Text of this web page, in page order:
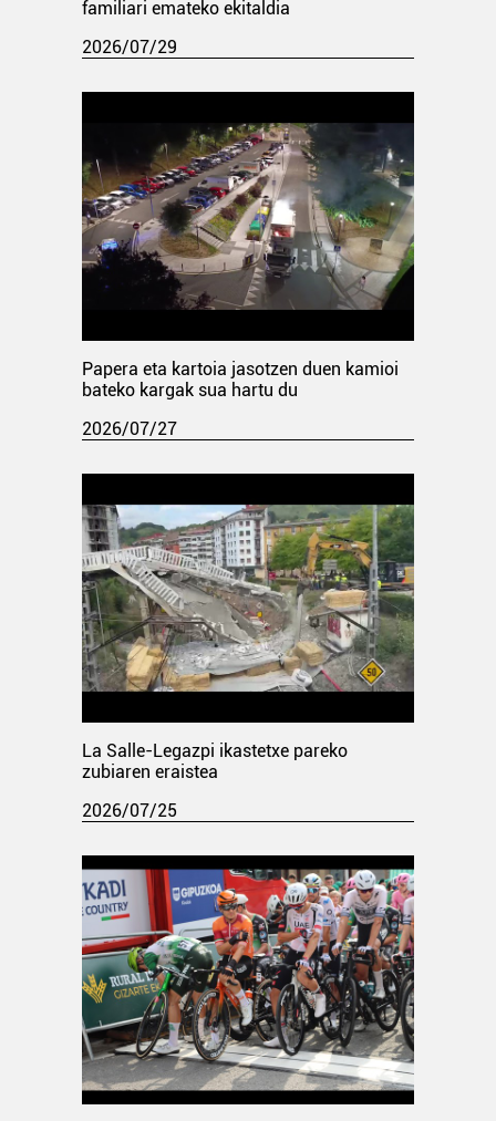
familiari emateko ekitaldia
2026/07/29
Papera eta kartoia jasotzen duen kamioi
bateko kargak sua hartu du
2026/07/27
La Salle-Legazpi ikastetxe pareko
zubiaren eraistea
2026/07/25